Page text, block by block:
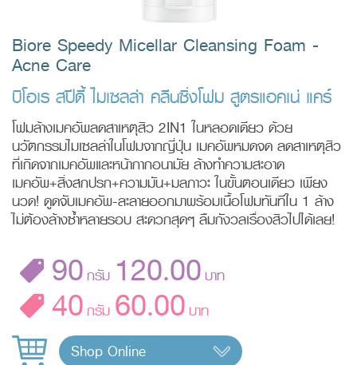
Biore Speedy Micellar Cleansing Foam -
Acne Care
บิโอเร สปีดี้ ไมเซลล่า คลีนซิ่งโฟม สูตรแอคเน่ แคร์
โฟมล้างเมคอัพลดสาเหตุสิว 2IN1 ในหลอดเดียว ด้วย
นวัตกรรมไมเซลล่าในโฟมจากญี่ปุ่น เมคอัพหมดจด ลดสาเหตุสิว
ที่เกิดจากเมคอัพและหน้ากากอนามัย ล้างทำความสะอาด
เมคอัพ+สิ่งสกปรก+ความมัน+มลภาวะ ในขั้นตอนเดียว เพียง
นวด! ดูดจับเมคอัพ-ละลายออกมาพร้อมเนื้อโฟมทันทีใน 1 ล้าง
ไม่ต้องล้างซ้ำหลายรอบ สะดวกสุดๆ ลืมกังวลเรื่องสิวไปได้เลย!
90กรัม 120.00บาท
40กรัม 60.00บาท
Shop Online